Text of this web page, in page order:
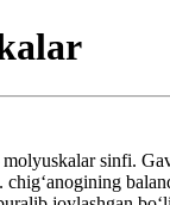
sinfi.